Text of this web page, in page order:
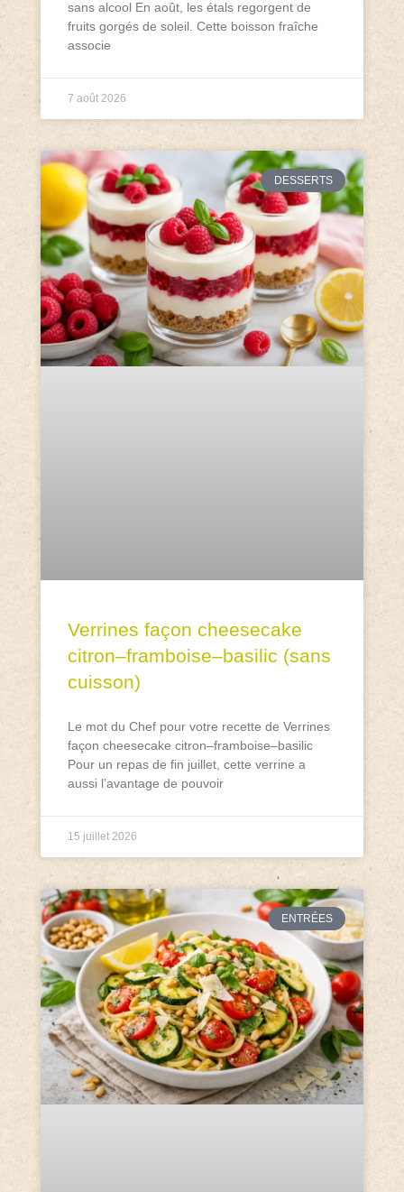
sans alcool En août, les étals regorgent de
fruits gorgés de soleil. Cette boisson fraîche
associe
7 août 2026
DESSERTS
Verrines façon cheesecake
citron–framboise–basilic (sans
cuisson)
Le mot du Chef pour votre recette de Verrines
façon cheesecake citron–framboise–basilic
Pour un repas de fin juillet, cette verrine a
aussi l’avantage de pouvoir
15 juillet 2026
ENTRÉES